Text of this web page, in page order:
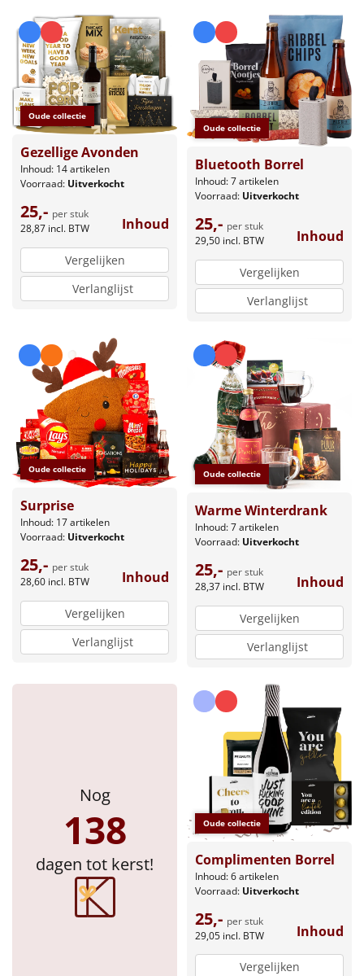
Oude collectie
Gezellige Avonden
Inhoud: 14 artikelen
Voorraad: Uitverkocht
25,- per stuk
28,87 incl. BTW Inhoud
Vergelijken
Verlanglijst
Oude collectie
Bluetooth Borrel
Inhoud: 7 artikelen
Voorraad: Uitverkocht
25,- per stuk
29,50 incl. BTW Inhoud
Vergelijken
Verlanglijst
Oude collectie
Surprise
Inhoud: 17 artikelen
Voorraad: Uitverkocht
25,- per stuk
28,60 incl. BTW Inhoud
Vergelijken
Verlanglijst
Oude collectie
Warme Winterdrank
Inhoud: 7 artikelen
Voorraad: Uitverkocht
25,- per stuk
28,37 incl. BTW Inhoud
Vergelijken
Verlanglijst
Nog
138
dagen tot kerst!
Oude collectie
Complimenten Borrel
Inhoud: 6 artikelen
Voorraad: Uitverkocht
25,- per stuk
29,05 incl. BTW Inhoud
Vergelijken